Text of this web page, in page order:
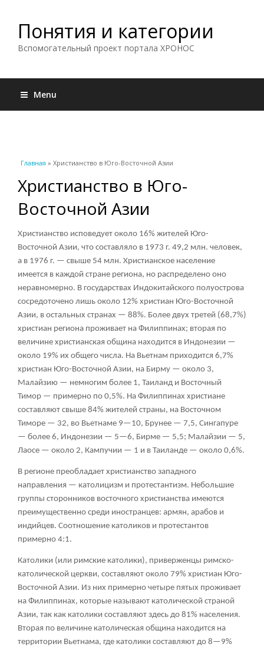
Понятия и категории
Вспомогательный проект портала ХРОНОС
Menu
Вы здесь
Главная » Христианство в Юго-Восточной Азии
Христианство в Юго-
Восточной Азии
Христианство исповедует около 16% жителей Юго-
Восточной Азии, что составляло в 1973 г. 49,2 млн. человек,
а в 1976 г. — свыше 54 млн. Христианское население
имеется в каждой стране региона, но распределено оно
неравномерно. В государствах Индокитайского полуострова
сосредоточено лишь около 12% христиан Юго-Восточной
Азии, в остальных странах — 88%. Более двух третей (68,7%)
христиан региона проживает на Филиппинах; вторая по
величине христианская община находится в Индонезии —
около 19% их общего числа. На Вьетнам приходится 6,7%
христиан Юго-Восточной Азии, на Бирму — около 3,
Малайзию — немногим более 1, Таиланд и Восточный
Тимор — примерно по 0,5%. На Филиппинах христиане
составляют свыше 84% жителей страны, на Восточном
Тиморе — 32, во Вьетнаме 9—10, Брунее — 7,5, Сингапуре
— более 6, Индонезии — 5—6, Бирме — 5,5; Малайзии — 5,
Лаосе — около 2, Кампучии — 1 и в Таиланде — около 0,6%.
В регионе преобладает христианство западного
направления — католицизм и протестантизм. Небольшие
группы сторонников восточного христианства имеются
преимущественно среди иностранцев: армян, арабов и
индийцев. Соотношение католиков и протестантов
примерно 4:1.
Католики (или римские католики), приверженцы римско-
католической церкви, составляют около 79% христиан Юго-
Восточной Азии. Из них примерно четыре пятых проживает
на Филиппинах, которые называют католической страной
Азии, так как католики составляют здесь до 81% населения.
Вторая по величине католическая община находится на
территории Вьетнама, где католики составляют до 8—9%